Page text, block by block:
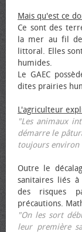
Mais qu'est ce
Ce sont des
la mer au fil
littoral. Elles
humides.
Le GAEC
dites prairies
L'agriculteur
"Les animaux
démarre le
toujours environ
Outre le
sanitaires liés
des risques
précautions.
"On les sort
leur première